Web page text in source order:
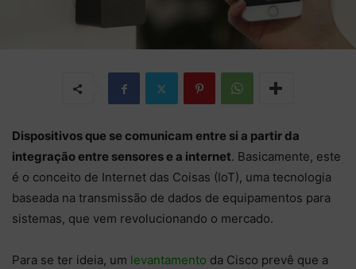
Dispositivos que se comunicam entre si a partir da
integração entre sensores e a internet. Basicamente, este
é o conceito de Internet das Coisas (IoT), uma tecnologia
baseada na transmissão de dados de equipamentos para
sistemas, que vem revolucionando o mercado.
Para se ter ideia, um levantamento da Cisco prevê que a